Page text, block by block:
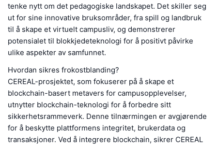
tenke nytt om det pedagogiske landskapet. Det skiller seg
ut for sine innovative bruksområder, fra spill og landbruk
til å skape et virtuelt campusliv, og demonstrerer
potensialet til blokkjedeteknologi for å positivt påvirke
ulike aspekter av samfunnet.
Hvordan sikres frokostblanding?
CEREAL-prosjektet, som fokuserer på å skape et
blockchain-basert metavers for campusopplevelser,
utnytter blockchain-teknologi for å forbedre sitt
sikkerhetsrammeverk. Denne tilnærmingen er avgjørende
for å beskytte plattformens integritet, brukerdata og
transaksjoner. Ved å integrere blockchain, sikrer CEREAL